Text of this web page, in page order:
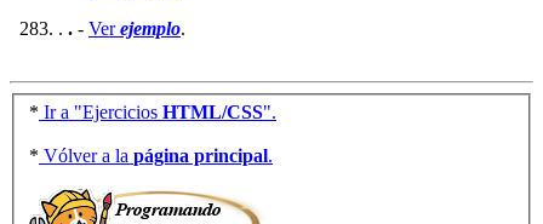
. . - Verejemplo.
* Ir a "Ejercicios HTML/CSS".
* Vólver a la página principal.